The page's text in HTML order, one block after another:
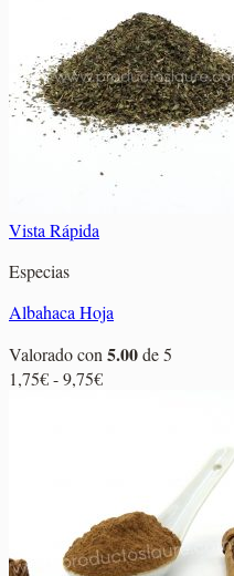
2,95€
hasta
14,25€
Vista Rápida
Especias
Albahaca Hoja
Valorado con 5.00de 5
1,75€-9,75€Rango
9,75€